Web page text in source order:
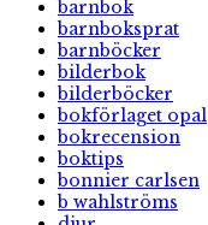
barnbok
barnboksprat
barnböcker
bilderbok
bilderböcker
bokförlaget opal
bokrecension
boktips
bonnier carlsen
b wahlströms